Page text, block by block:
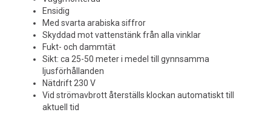
Ensidig
Med svarta arabiska siffror
Skyddad mot vattenstänk från alla vinklar
Fukt- och dammtät
Sikt: ca 25-50 meter i medel till gynnsamma
ljusförhållanden
Nätdrift 230 V
Vid strömavbrott återställs klockan automatiskt till
aktuell tid